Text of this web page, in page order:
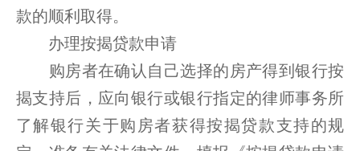
款的顺利取得。
办理按揭贷款申请
购房者在确认自己选择的房产得到银行按
揭支持后，应向银行或银行指定的律师事务所
了解银行关于购房者获得按揭贷款支持的规